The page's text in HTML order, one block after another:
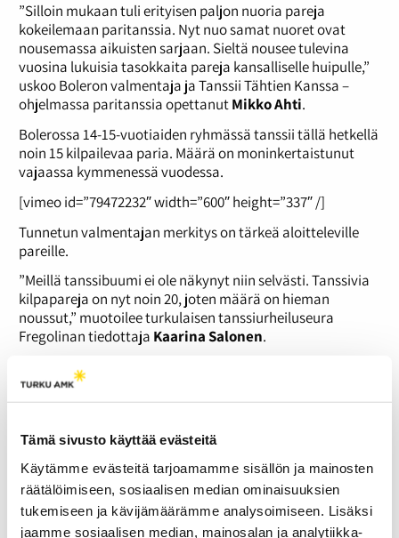
Tämä sivusto käyttää evästeitä
Käytämme evästeitä tarjoamamme sisällön ja mainosten
räätälöimiseen, sosiaalisen median ominaisuuksien
tukemiseen ja kävijämäärämme analysoimiseen. Lisäksi
jaamme sosiaalisen median, mainosalan ja analytiikka-
”Silloin mukaan tuli erityisen paljon nuoria pareja
kokeilemaan paritanssia. Nyt nuo samat nuoret ovat
nousemassa aikuisten sarjaan. Sieltä nousee tulevina
vuosina lukuisia tasokkaita pareja kansalliselle huipulle,”
uskoo Boleron valmentaja ja Tanssii Tähtien Kanssa –
ohjelmassa paritanssia opettanutMikko Ahti.
Bolerossa 14­-15-vuotiaiden ryhmässä tanssii tällä hetkellä
noin 15 kilpailevaa paria. Määrä on moninkertaistunut
vajaassa kymmenessä vuodessa.
[vimeo id=”79472232″ width=”600″ height=”337″ /]
Tunnetun valmentajan merkitys on tärkeä aloitteleville
pareille.
”Meillä tanssibuumi ei ole näkynyt niin selvästi. Tanssivia
kilpapareja on nyt noin 20, joten määrä on hieman
noussut,” muotoilee turkulaisen tanssiurheiluseura
Fregolinan tiedottaja Kaarina Salonen.
Tanssikeskustelu siirtynyt saleilta kahvipöytiin
määrä on jo selvästi yli kahden tuhannen.
[metaslider id=5058]
Kolme vuotta yhdessä tanssineetMatleena Terhoja
Valtteri Palininnostuivat lajista televisio-ohjelman
kautta.